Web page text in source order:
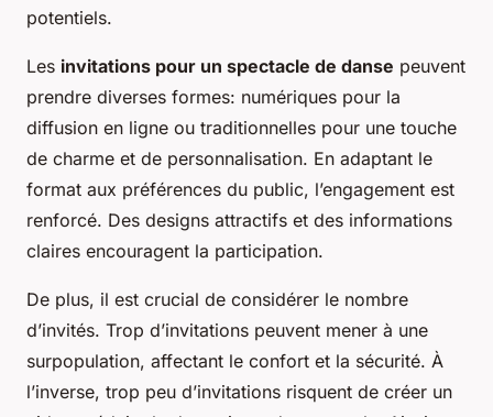
potentiels.
Les invitations pour un spectacle de danse peuvent
prendre diverses formes: numériques pour la
diffusion en ligne ou traditionnelles pour une touche
de charme et de personnalisation. En adaptant le
format aux préférences du public, l’engagement est
renforcé. Des designs attractifs et des informations
claires encouragent la participation.
De plus, il est crucial de considérer le nombre
d’invités. Trop d’invitations peuvent mener à une
surpopulation, affectant le confort et la sécurité. À
l’inverse, trop peu d’invitations risquent de créer un